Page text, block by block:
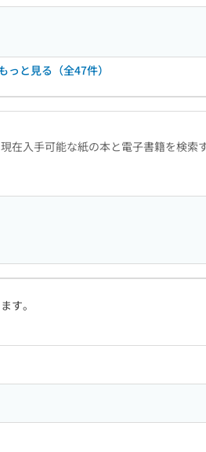
っと見る（全47件）
在入手可能な紙の本と電子書籍を検索
す。